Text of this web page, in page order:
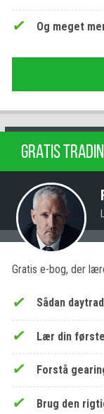
Og meget
GRATIS
Gratis e-bog, der
Sådan
Lær din
Forstå
Brug den